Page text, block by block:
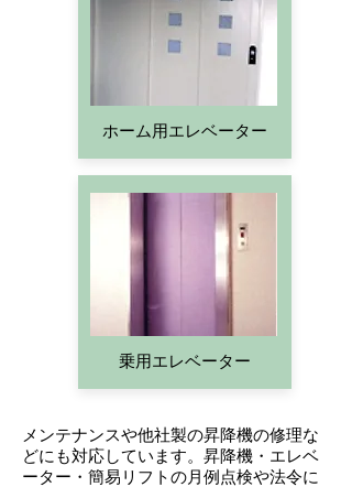
​ホーム用エレベーター
​乗用エレベーター
​メンテナンスや他社製の昇降機の修理な
どにも対応しています。昇降機・エレベ
ーター・簡易リフトの月例点検や法令に